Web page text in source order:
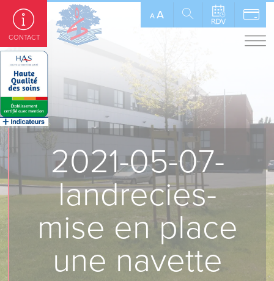
A A
2021-05-07-
landrecies-
mise en place
une navette
CONTACT
Panneau de gestion des cookies